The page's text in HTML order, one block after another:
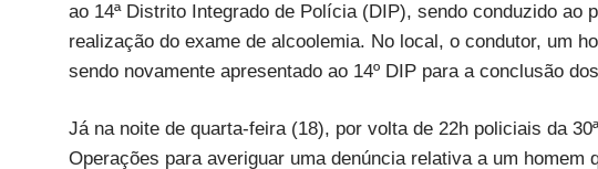
ao 14ª Distrito Integrado de Polícia (DIP), sendo conduzido ao
realização do exame de alcoolemia. No local, o condutor, um
sendo novamente apresentado ao 14º DIP para a conclusão
Já na noite de quarta-feira (18), por volta de 22h policiais da
Operações para averiguar uma denúncia relativa a um homem